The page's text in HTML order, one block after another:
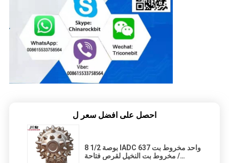
احصل على افضل سعر ل
8 1/2 بوصة IADC 637 واحد مخروط بت
/ مخروط بت النخيل لقرص فتاحة